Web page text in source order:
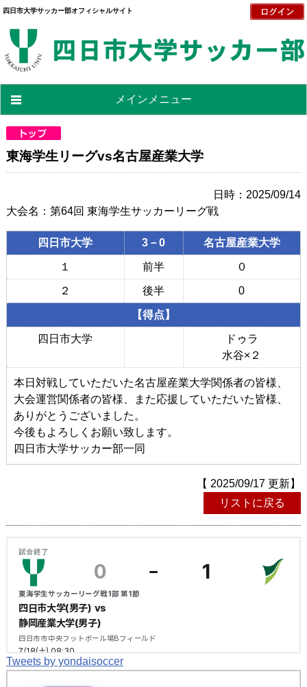
四日市大学サッカー部オフィシャルサイト
メインメニュー
東海学生リーグvs名古屋産業大学
日時：2025/09/14
大会名：第64回 東海学生サッカーリーグ戦
四日市大学 3－0 名古屋産業大学
１ 前半 ０
２ 後半 0
【得点】
四日市大学
ドゥラ
水谷×２
本日対戦していただいた名古屋産業大学関係者の皆様、
大会運営関係者の皆様、また応援していただいた皆様、
ありがとうございました。
今後もよろしくお願い致します。
四日市大学サッカー部一同
【 2025/09/17 更新】
リストに戻る
Tweets by yondaisoccer